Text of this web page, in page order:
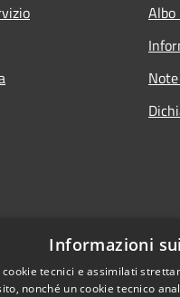
Informazioni
tecnici e assimilati
nonché un cookie tecnico